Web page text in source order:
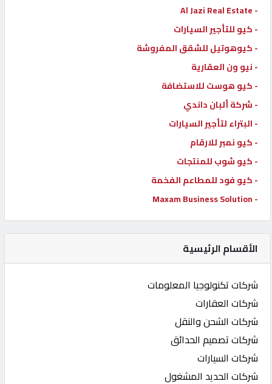
QHOST
- Al Jazi Real Estate
- كيو للتأجير السيارات
- كيوهوتيل للشقق المفروشة
- نيو ون العقارية
- كيو هوست للاستضافة
- شركة ألبان داندي
- البتراء لتأجير السيارات
- كيو نمبر للارقام
- كيو شوب للمنتجات
- كيو فود للمطاعم الفخمة
- Maxam Business Solution
الأقسام الرئيسية
شركات تكنولوجيا المعلومات
شركات العقارات
شركات الشحن والنقل
شركات تصميم الحدائق
شركات السيارات
شركات الحديد المشغول